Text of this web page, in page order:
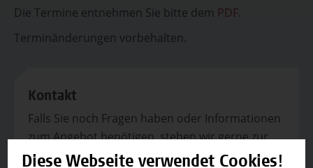
Die Termine entnehmen Sie bitte dem PDF.
Terminänderungen vorbehalten.
Kontakt
Falls Sie noch Fragen haben oder Informationen
zum Angebot benötigen, stehen wir gerne zur
Verfügung.
Diese Webseite verwendet Cookies!